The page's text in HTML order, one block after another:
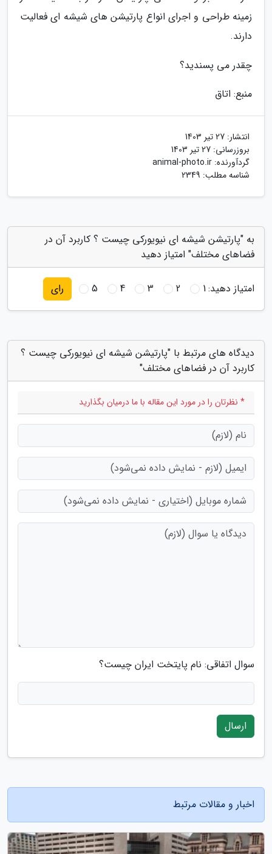
زمینه طراحی و اجرای انواع پارتیشن های شیشه ای فعالیت
دارند.
چقدر می پسندید؟
منبع: اتاق
انتشار: 27 تیر 1403
بروزرسانی: 27 تیر 1403
گردآورنده: animal-photo.ir
شناسه مطلب: 2349
به "پارتیشن شیشه ای نیویورکی چیست ؟ کاربرد آن در
فضاهای مختلف" امتیاز دهید
امتیاز دهید:1
2
3
4
5 رای
دیدگاه های مرتبط با "پارتیشن شیشه ای نیویورکی چیست ؟
کاربرد آن در فضاهای مختلف"
* نظرتان را در مورد این مقاله با ما درمیان بگذارید
سوال اتفاقی: نام پایتخت ایران چیست؟
ارسال
اخبار و مقالات مرتبط